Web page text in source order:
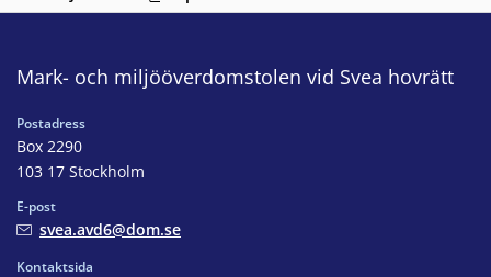
Mark- och miljööverdomstolen vid Svea hovrätt
Postadress
Box 2290
103 17 Stockholm
E-post
svea.avd6@dom.se
Kontaktsida